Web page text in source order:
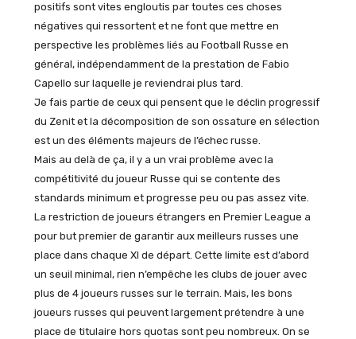
positifs sont vites engloutis par toutes ces choses
négatives qui ressortent et ne font que mettre en
perspective les problèmes liés au Football Russe en
général, indépendamment de la prestation de Fabio
Capello sur laquelle je reviendrai plus tard.
Je fais partie de ceux qui pensent que le déclin progressif
du Zenit et la décomposition de son ossature en sélection
est un des éléments majeurs de l’échec russe.
Mais au delà de ça, il y a un vrai problème avec la
compétitivité du joueur Russe qui se contente des
standards minimum et progresse peu ou pas assez vite.
La restriction de joueurs étrangers en Premier League a
pour but premier de garantir aux meilleurs russes une
place dans chaque XI de départ. Cette limite est d’abord
un seuil minimal, rien n’empêche les clubs de jouer avec
plus de 4 joueurs russes sur le terrain. Mais, les bons
joueurs russes qui peuvent largement prétendre à une
place de titulaire hors quotas sont peu nombreux. On se